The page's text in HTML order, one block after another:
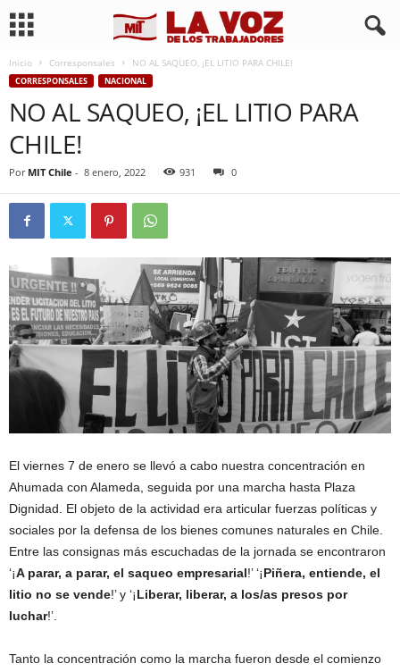
Inicio Corresponsales NO AL SAQUEO, ¡EL LITIO PARA CHILE!
CORRESPONSALES NACIONAL
NO AL SAQUEO, ¡EL LITIO PARA
CHILE!
Por MIT Chile - 8 enero, 2022 931 0
El viernes 7 de enero se llevó a cabo nuestra concentración en
Ahumada con Alameda, seguida por una marcha hasta Plaza
Dignidad. El objeto de la actividad era articular fuerzas políticas y
sociales por la defensa de los bienes comunes naturales en Chile.
Entre las consignas más escuchadas de la jornada se encontraron
‘¡A parar, a parar, el saqueo empresarial!’ ‘¡Piñera, entiende, el
litio no se vende!’ y ‘¡Liberar, liberar, a los/as presos por
luchar!’.
Tanto la concentración como la marcha fueron desde el comienzo